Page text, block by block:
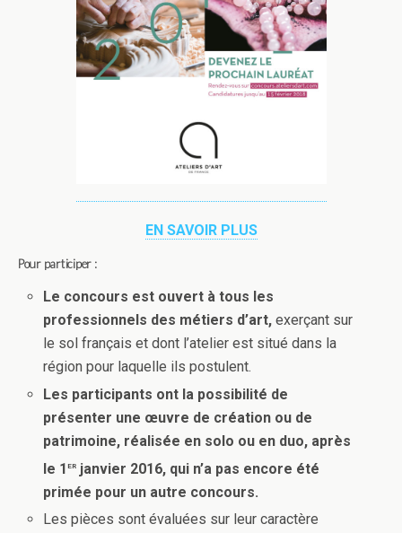
EN SAVOIR PLUS
Pour participer :
Le concours est ouvert à tous les
professionnels des métiers d’art,exerçant sur
le sol français et dont l’atelier est situé dans la
région pour laquelle ils postulent.
Les participants ont la possibilité de
présenter une œuvre de création ou de
patrimoine, réalisée en solo ou en duo, après
le 1er janvier 2016, qui n’a pas encore été
primée pour un autre concours.
Les pièces sont évaluées sur leur caractère